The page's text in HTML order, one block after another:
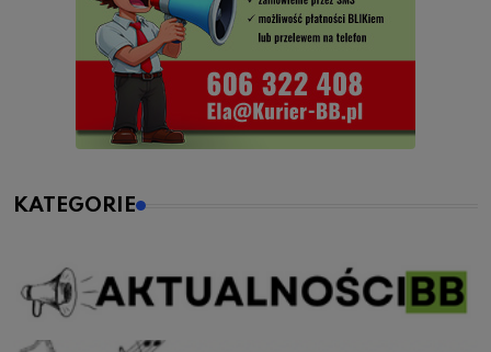
KATEGORIE